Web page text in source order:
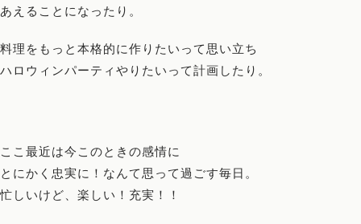
あえることになったり。
料理をもっと本格的に作りたいって思い立ち
ハロウィンパーティやりたいって計画したり。
ここ最近は今このときの感情に
とにかく忠実に！なんて思って過ごす毎日。
忙しいけど、楽しい！充実！！